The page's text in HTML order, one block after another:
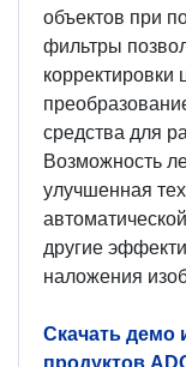
объектов при
фильтры
корректировки
средства для
Возможность
улучшенная
другие
наложения
Скачать демо
продуктов